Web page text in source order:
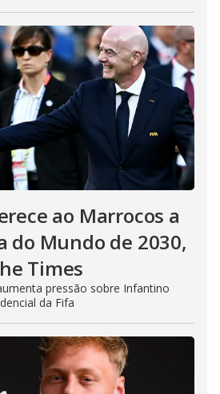
ao Marrocos a
do Mundo de 2030,
Times
pressão sobre Infantino
da Fifa